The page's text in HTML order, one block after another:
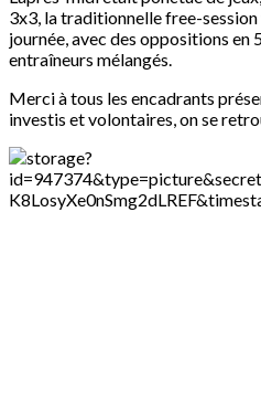
3x3, la traditionnelle free-
journée, avec des oppositions en
entraîneurs mélangés.
Merci à tous les encadrants
investis et volontaires, on se